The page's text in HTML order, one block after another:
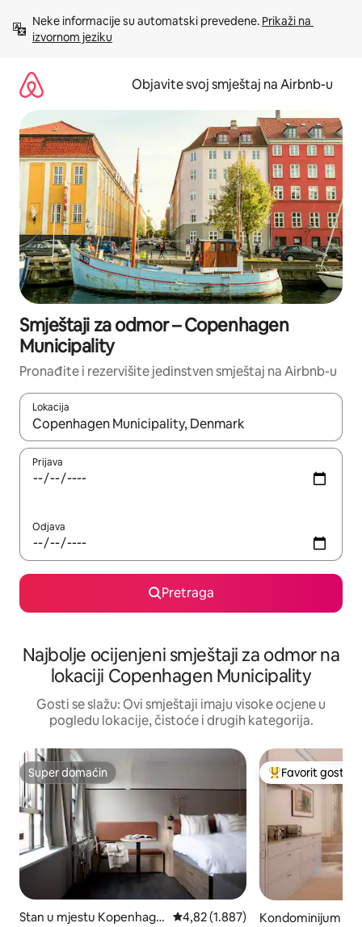
sadržaj
Neke informacije su automatski prevedene. Prikaži na
izvornom jeziku
Objavite svoj smještaj na Airbnb-u
Smještaji za odmor – Copenhagen
Municipality
Pronađite i rezervišite jedinstven smještaj na Airbnb-u
Lokacija
Kad su rezultati dostupni, možete da se krećete kroz njih
Prijava
Odjava
Pretraga
Najbolje ocijenjeni smještaji za odmor na
lokaciji Copenhagen Municipality
Gosti se slažu: Ovi smještaji imaju visoke ocjene u
pogledu lokacije, čistoće i drugih kategorija.
Super domaćin
Super domaćin
Stan u mjestu Kopenhage
prosječna ocjena 4,82 od 5,
4,82 (1.887)
Glavni favorit
Favorit gostiju
Kondominijum u